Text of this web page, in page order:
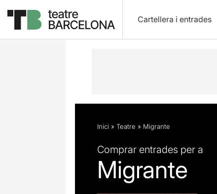
Cartellera i entrades
Descripció Fitxa artística Opinions
Inici » Teatre » Migrante
Comprar entrades per a
Migrante